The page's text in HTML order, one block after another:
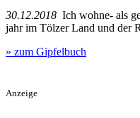
30.12.2018 Ich wohne- als
jahr im Tölzer Land und der
» zum Gipfelbuch
Anzeige